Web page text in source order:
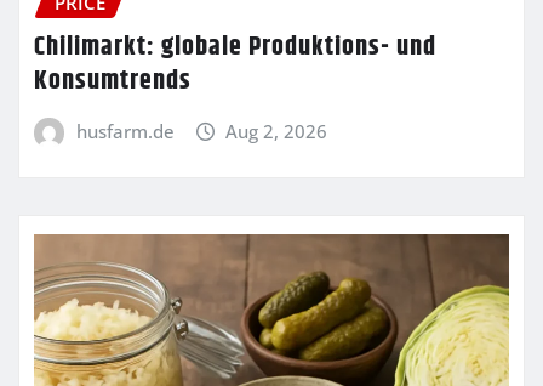
Chilimarkt: globale Produktions- und
Konsumtrends
husfarm.de Aug 2, 2026